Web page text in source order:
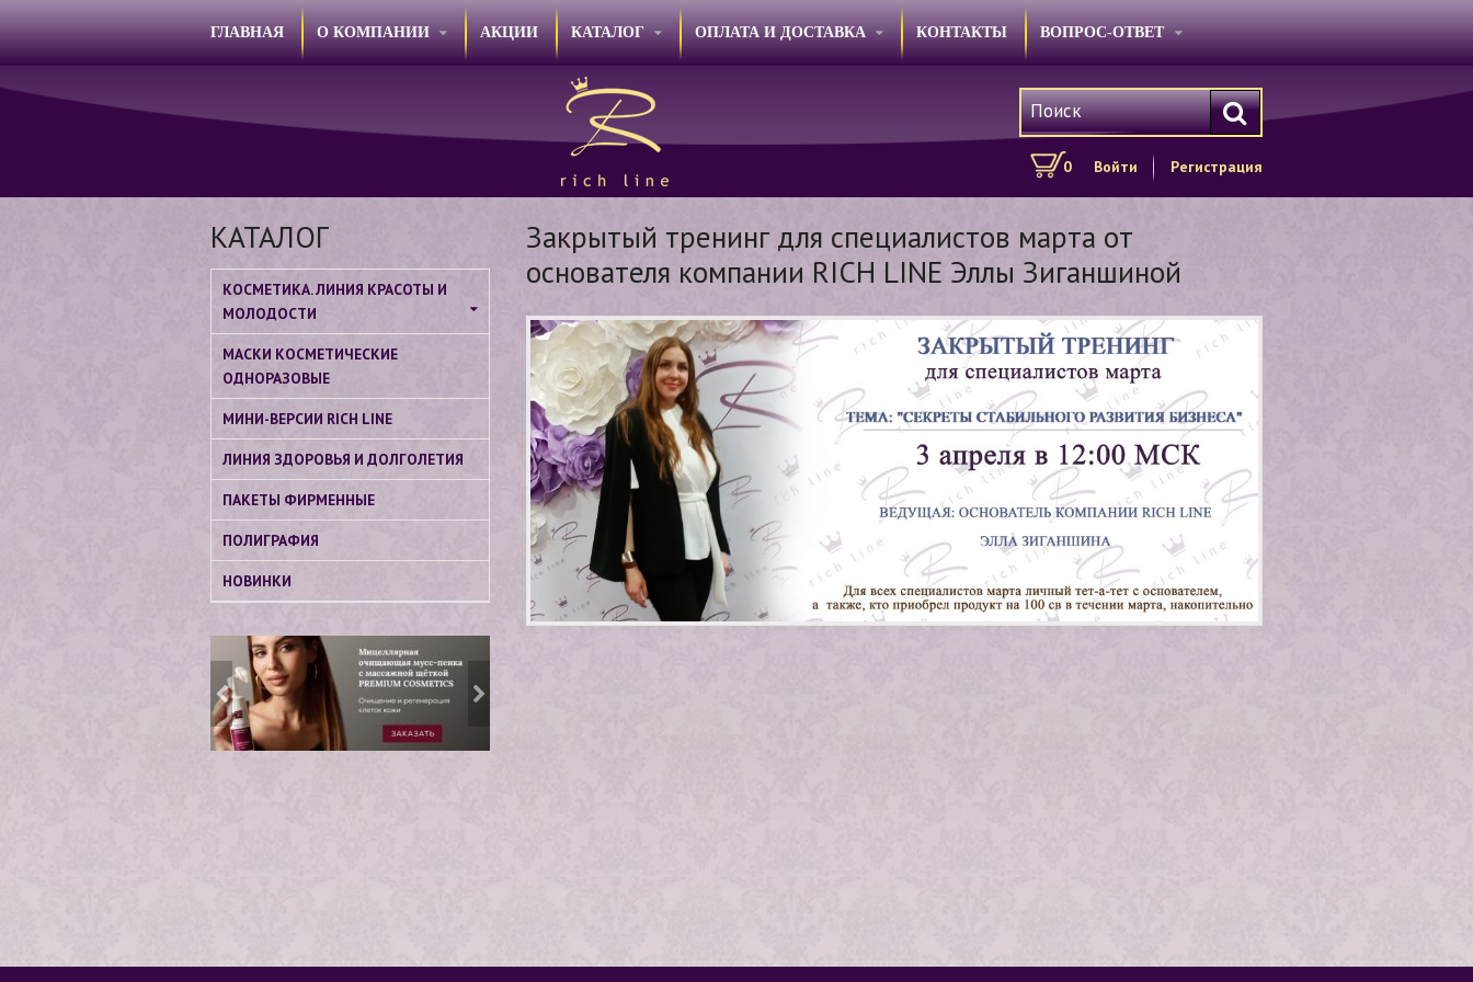
ГЛАВНАЯ О КОМПАНИИ АКЦИИ КАТАЛОГ ОПЛАТА И ДОСТАВКА КОНТАКТЫ ВОПРОС-ОТВЕТ
0 Войти Регистрация
Закрытый тренинг для специалистов марта от
основателя компании RICH LINE Эллы Зиганшиной
КАТАЛОГ
КОСМЕТИКА. ЛИНИЯ КРАСОТЫ И
МОЛОДОСТИ
МАСКИ КОСМЕТИЧЕСКИЕ
ОДНОРАЗОВЫЕ
МИНИ-ВЕРСИИ RICH LINE
ЛИНИЯ ЗДОРОВЬЯ И ДОЛГОЛЕТИЯ
ПАКЕТЫ ФИРМЕННЫЕ
ПОЛИГРАФИЯ
НОВИНКИ